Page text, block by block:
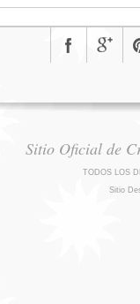
Sitio Oficial de
TODOS LOS
Sitio